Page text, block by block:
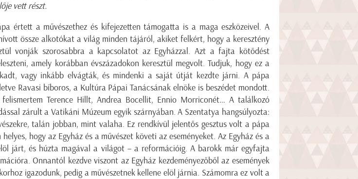
vett részt.
értett a művészethez és kifejezetten támogatta is a maga eszközeivel. A
össze alkotókat a világ minden tájáról, akiket felkért, hogy a keresztény
vonják szorosabbra a kapcsolatot az Egyházzal. Azt a fajta kötődést
amely korábban évszázadokon keresztül megvolt. Tudjuk, hogy ez a
vagy inkább elvágták, és mindenki a saját útját kezdte járni. A pápa
Ravasi bíboros, a Kultúra Pápai Tanácsának elnöke is beszédet mondott.
felismertem Terence Hillt, Andrea Bocellit, Ennio Morriconét… A találkozó
zárult a Vatikáni Múzeum egyik szárnyában. A Szentatya hangsúlyozta:
talán jobban, mint valaha. Ez rendkívül jelentős gesztus volt a pápa
hogy az Egyház és a művészet követi az eseményeket. Az Egyház és a
járt, és húzta magával a világot – a reformációig. A barokk már egyfajta
Onnantól kezdve viszont az Egyház kezdeményezőből az események
igazodunk, pedig a művészetnek kellene elöl járnia. Számomra ez volt a